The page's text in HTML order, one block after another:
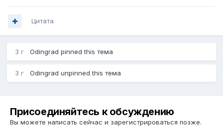
Цитата
3 г Odingrad pinned this тема
3 г Odingrad unpinned this тема
Присоединяйтесь к обсуждению
Вы можете написать сейчас и зарегистрироваться позже.